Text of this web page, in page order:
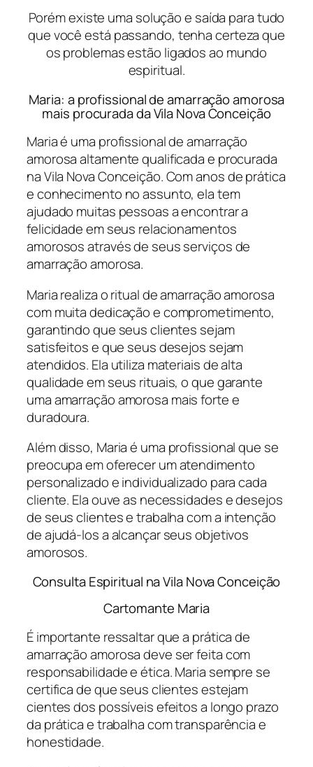
Porém existe uma solução e saída para tudo
que você está passando, tenha certeza que
os problemas estão ligados ao mundo
espiritual.
Maria: a profissional de amarração amorosa
mais procurada da Vila Nova Conceição
Maria é uma profissional de amarração
amorosa altamente qualificada e procurada
na Vila Nova Conceição. Com anos de prática
e conhecimento no assunto, ela tem
ajudado muitas pessoas a encontrar a
felicidade em seus relacionamentos
amorosos através de seus serviços de
amarração amorosa.
Maria realiza o ritual de amarração amorosa
com muita dedicação e comprometimento,
garantindo que seus clientes sejam
satisfeitos e que seus desejos sejam
atendidos. Ela utiliza materiais de alta
qualidade em seus rituais, o que garante
uma amarração amorosa mais forte e
duradoura.
Além disso, Maria é uma profissional que se
preocupa em oferecer um atendimento
personalizado e individualizado para cada
cliente. Ela ouve as necessidades e desejos
de seus clientes e trabalha com a intenção
de ajudá-los a alcançar seus objetivos
amorosos.
Consulta Espiritual na Vila Nova Conceição
Cartomante Maria
É importante ressaltar que a prática de
amarração amorosa deve ser feita com
responsabilidade e ética. Maria sempre se
certifica de que seus clientes estejam
cientes dos possíveis efeitos a longo prazo
da prática e trabalha com transparência e
honestidade.